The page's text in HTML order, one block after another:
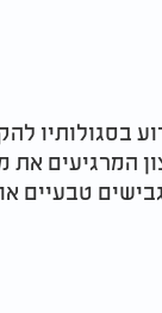
בסגולותיו
המרגיעים
טבעיים